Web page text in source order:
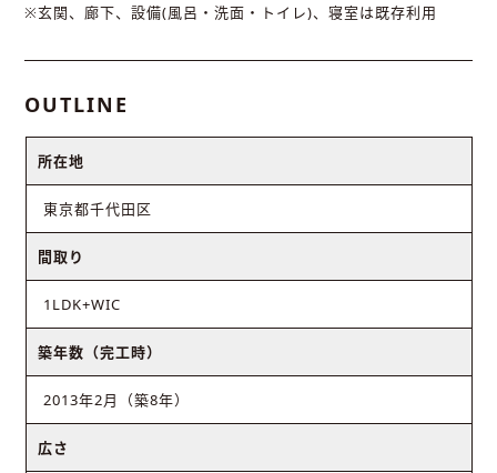
※玄関、廊下、設備(風呂・洗面・トイレ)、寝室は既存利用
OUTLINE
所在地
東京都千代田区
間取り
1LDK+WIC
築年数（完工時）
2013年2月（築8年）
広さ